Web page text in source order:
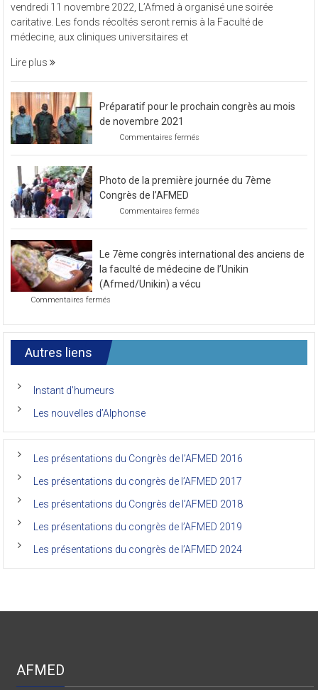
à
organisé
une
vendredi 11 novembre 2022, L’Afmed à organisé une soirée
caritative. Les fonds récoltés seront remis à la Faculté de
médecine, aux cliniques universitaires et
Lire plus
Préparatif pour le prochain congrès au mois
de novembre 2021
Commentaires fermés
prochain
de
2021
Photo de la première journée du 7ème
Congrès de l’AFMED
Commentaires fermés
première
journée
7ème
l’AFMED
Le 7ème congrès international des anciens de
la faculté de médecine de l’Unikin
(Afmed/Unikin) a vécu
Commentaires fermés
congrès
international
anciens
la
de
de
(Afmed/Unikin)
vécu
Autres liens
Instant d’humeurs
Les nouvelles d’Alphonse
Les présentations du Congrès de l’AFMED 2016
Les présentations du congrès de l’AFMED 2017
Les présentations du Congrès de l’AFMED 2018
Les présentations du congrès de l’AFMED 2019
Les présentations du congrès de l’AFMED 2024
AFMED